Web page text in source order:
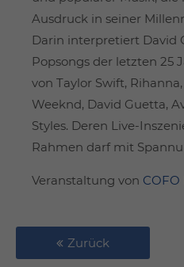
Ausdruck in seiner
Darin interpretiert David
Popsongs der letzten 25
von Taylor Swift,
Weeknd, David Guetta,
Styles. Deren Live-
Rahmen darf mit
Veranstaltung von
Zurück